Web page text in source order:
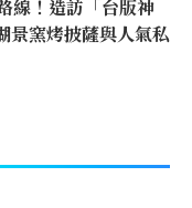
線！造訪「台版神
景窯烤披薩與人氣私